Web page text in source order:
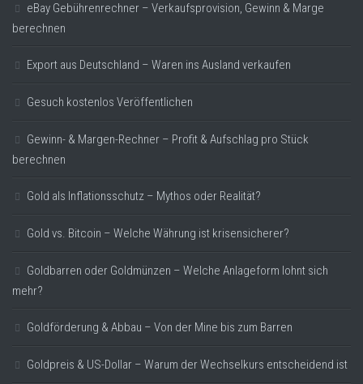
eBay Gebührenrechner – Verkaufsprovision, Gewinn & Marge
berechnen
Export aus Deutschland – Waren ins Ausland verkaufen
Gesuch kostenlos Veröffentlichen
Gewinn- & Margen-Rechner – Profit & Aufschlag pro Stück
berechnen
Gold als Inflationsschutz – Mythos oder Realität?
Gold vs. Bitcoin – Welche Währung ist krisensicherer?
Goldbarren oder Goldmünzen – Welche Anlageform lohnt sich
mehr?
Goldförderung & Abbau – Von der Mine bis zum Barren
Goldpreis & US-Dollar – Warum der Wechselkurs entscheidend ist